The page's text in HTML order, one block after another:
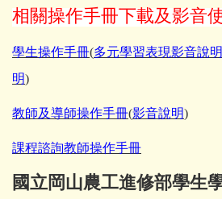
相關操作手冊下載及影音
學生操作手冊(多元學習表現影音說明
明)
教師及導師操作手冊(影音說明)
課程諮詢教師操作手冊
國立岡山農工進修部學生